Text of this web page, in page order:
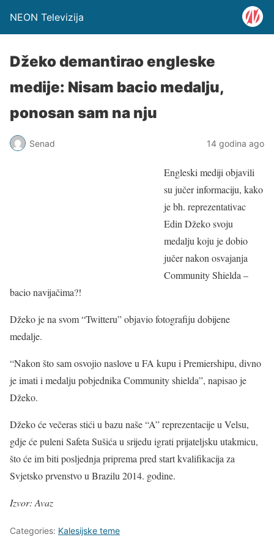
NEON Televizija
Džeko demantirao engleske
medije: Nisam bacio medalju,
ponosan sam na nju
Senad 14 godina ago
Engleski mediji objavili
su jučer informaciju, kako
je bh. reprezentativac
Edin Džeko svoju
medalju koju je dobio
jučer nakon osvajanja
Community Shielda –
bacio navijačima?!
Džeko je na svom “Twitteru” objavio fotografiju dobijene
medalje.
“Nakon što sam osvojio naslove u FA kupu i Premiershipu, divno
je imati i medalju pobjednika Community shielda”, napisao je
Džeko.
Džeko će večeras stići u bazu naše “A” reprezentacije u Velsu,
gdje će puleni Safeta Sušića u srijedu igrati prijateljsku utakmicu,
što će im biti posljednja priprema pred start kvalifikacija za
Svjetsko prvenstvo u Brazilu 2014. godine.
Izvor: Avaz
Categories: Kalesijske teme